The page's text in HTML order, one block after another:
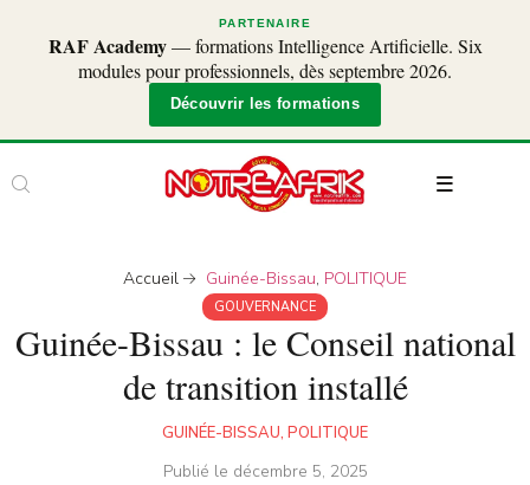
PARTENAIRE
RAF Academy— formations Intelligence Artificielle. Six
modules pour professionnels, dès septembre 2026.
Découvrir les formations
Accueil Guinée-Bissau, POLITIQUE
GOUVERNANCE
Guinée-Bissau : le Conseil national
de transition installé
GUINÉE-BISSAU, POLITIQUE
Publié le décembre 5, 2025